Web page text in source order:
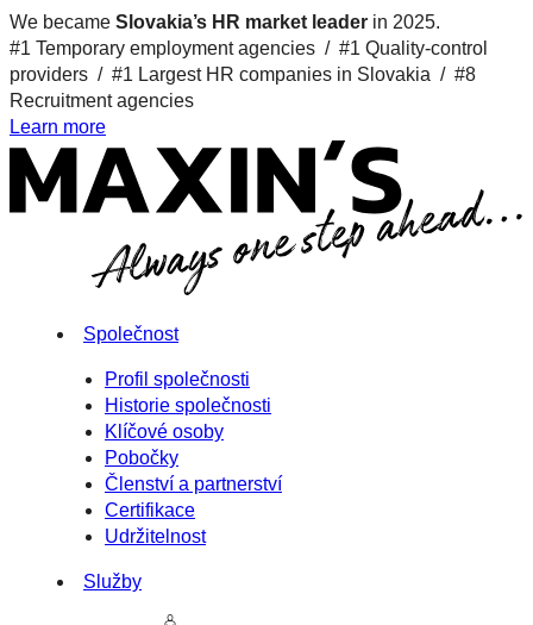
We became Slovakia’s HR market leader in 2025.
#1 Temporary employment agencies / #1 Quality-control
providers / #1 Largest HR companies in Slovakia / #8
Recruitment agencies
Learn more
Společnost
Profil společnosti
Historie společnosti
Klíčové osoby
Pobočky
Členství a partnerství
Certifikace
Udržitelnost
Služby